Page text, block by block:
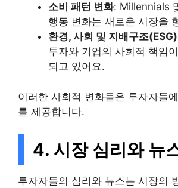
소비 패턴 변화: Millennials
행동 변화는 새로운 시장을
환경, 사회 및 지배구조(ESG)
투자와 기업의 사회적 책임
되고 있어요.
이러한 사회적 변화들은 투자자들
를 제공합니다.
4. 시장 심리와 뉴
투자자들의 심리와 뉴스는 시장의